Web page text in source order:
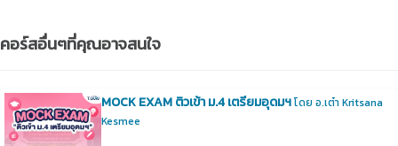
คอร์สอื่นๆที่คุณอาจสนใจ
MOCK EXAM ติวเข้า ม.4 เตรียมอุดมฯโดย อ.เต๋า Kritsana
Kesmee